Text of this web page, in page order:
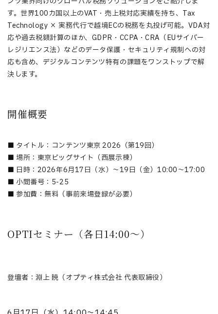
す。世界100カ国以上のVAT・売上税対応実績を持ち、Tax
Technology × 実務代行で越境ECの税務を丸投げ可能。VDA対
応や過去税額計算のほか、GDPR・CCPA・CRA（EUサイバー
レジリエンス法）などのデータ保護・セキュリティ規制への対
応も含め、デジタルコンテンツ特有の課題をワンストップで解
決します。
開催概要
■ タイトル：コンテンツ東京 2026（第19回）
■ 場所：東京ビッグサイト（西展示棟）
■ 日時：2026年6月17日（水）〜19日（金）10:00〜17:00
■ 小間番号：5-25
■ 参加費：無料（事前来場登録が必要）
OPTIセミナー（各日14:00〜）
登壇者：淵上 暁（オプティ株式会社 代表取締役）